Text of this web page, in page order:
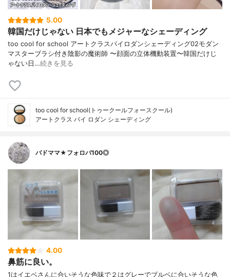
5.00
韓国だけじゃない 日本でもメジャーなシェーディング
too cool for school アートクラスバイロダンシェーディング02モダン
マスターブラシ付き陰影の魔術師 〜顔面の立体機動装置〜韓国だけじ
ゃない日…続きを見る
too cool for school(トゥークールフォースクール)
アートクラス バイ ロダン シェーディング
バドママ★フォロバ100◎
4.00
鼻筋に良い。
1はイエベさんに合いそうな色味で２はグレーでブルベに合いそうな色